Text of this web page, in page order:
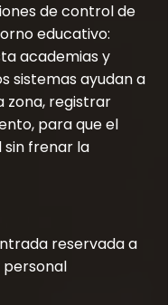
de control de
educativo:
academias y
sistemas ayudan a
zona, registrar
para que el
frenar la
reservada a